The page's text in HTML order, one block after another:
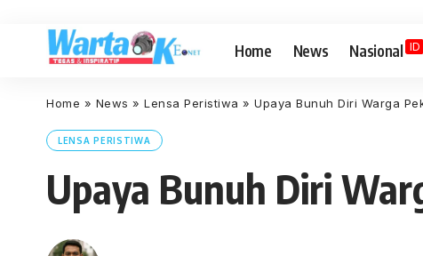
Home News Nasional ID
Home » News » Lensa Peristiwa » Upaya Bunuh Diri Warga
LENSA PERISTIWA
Upaya Bunuh Diri